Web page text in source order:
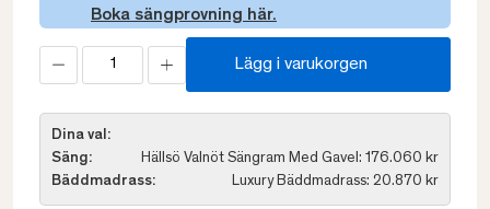
Boka sängprovning här.
Lägg i varukorgen
Dina val:
Säng:
Hällsö Valnöt Sängram Med Gavel: 176.060 kr
Bäddmadrass:
Luxury Bäddmadrass: 20.870 kr